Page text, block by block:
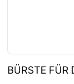
BÜRSTE FÜR